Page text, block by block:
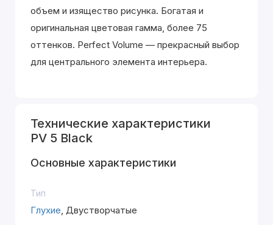
объем и изящество рисунка. Богатая и
оригинальная цветовая гамма, более 75
оттенков. Perfect Volume — прекрасный выбор
для центрального элемента интерьера.
Технические характеристики
PV 5 Black
Основные характеристики
Тип
Глухие, Двустворчатые